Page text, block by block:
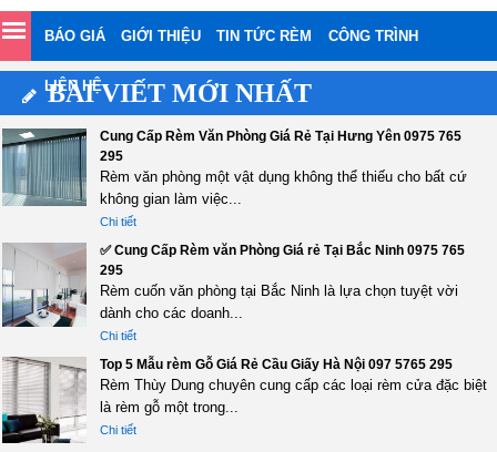
BÁO GIÁ GIỚI THIỆU TIN TỨC RÈM CÔNG TRÌNH
LIÊN HỆ
BÀI VIẾT MỚI NHẤT
Cung Cấp Rèm Văn Phòng Giá Rẻ Tại Hưng Yên 0975 765
295
Rèm văn phòng một vật dụng không thể thiếu cho bất cứ
không gian làm việc...
Chi tiết
✅ Cung Cấp Rèm văn Phòng Giá rẻ Tại Bắc Ninh 0975 765
295
Rèm cuốn văn phòng tại Bắc Ninh là lựa chọn tuyệt vời
dành cho các doanh...
Chi tiết
Top 5 Mẫu rèm Gỗ Giá Rẻ Cầu Giấy Hà Nội 097 5765 295
Rèm Thùy Dung chuyên cung cấp các loại rèm cửa đặc biệt
là rèm gỗ một trong...
Chi tiết